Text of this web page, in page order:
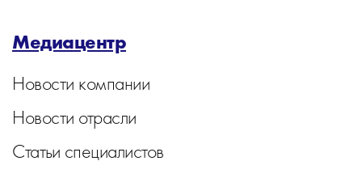
Медиацентр
Новости компании
Новости отрасли
Статьи специалистов